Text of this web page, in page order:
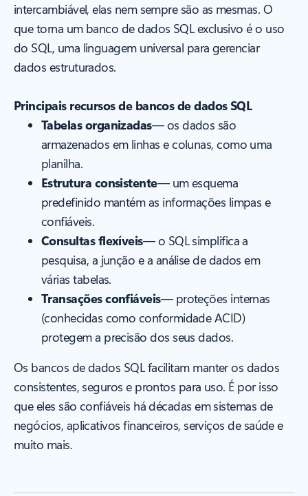
intercambiável, elas nem sempre são as mesmas. O
que torna um banco de dados SQL exclusivo é o uso
do SQL, uma linguagem universal para gerenciar
dados estruturados.
Principais recursos de bancos de dados SQL
Tabelas organizadas— os dados são
armazenados em linhas e colunas, como uma
planilha.
Estrutura consistente— um esquema
predefinido mantém as informações limpas e
confiáveis.
Consultas flexíveis— o SQL simplifica a
pesquisa, a junção e a análise de dados em
várias tabelas.
Transações confiáveis— proteções internas
(conhecidas como conformidade ACID)
protegem a precisão dos seus dados.
Os bancos de dados SQL facilitam manter os dados
consistentes, seguros e prontos para uso. É por isso
que eles são confiáveis há décadas em sistemas de
negócios, aplicativos financeiros, serviços de saúde e
muito mais.